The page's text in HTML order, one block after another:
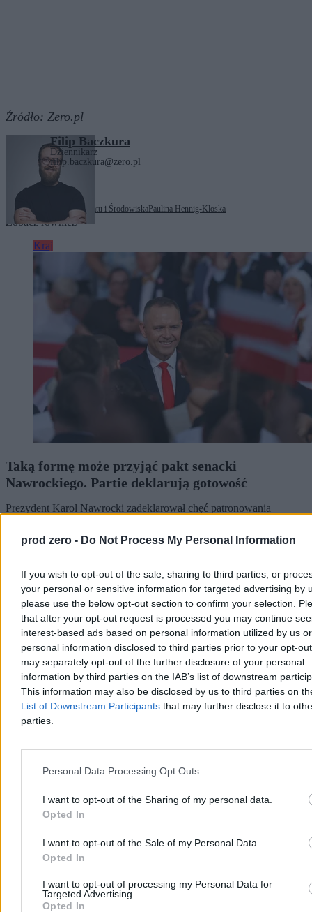
prod zero - Do Not Process My Personal Information
If you wish to opt-out of the sale, sharing to third parties, or
your personal or sensitive information for targeted advertising by
please use the below opt-out section to confirm your selection.
that after your opt-out request is processed you may continue
interest-based ads based on personal information utilized by us or
personal information disclosed to third parties prior to your opt-
may separately opt-out of the further disclosure of your personal
information by third parties on the IAB’s list of downstream
This information may also be disclosed by us to third parties on
List of Downstream Participants that may further disclose it to
parties.
Personal Data Processing Opt Outs
I want to opt-out of the Sharing of my personal data.
Opted In
I want to opt-out of the Sale of my Personal Data.
Opted In
I want to opt-out of processing my Personal Data for
Targeted Advertising.
Opted In
Źródło: Zero.pl
Filip Baczkura
Dziennikarz
filip.baczkura@zero.pl
Tagi:Ministerstwo Klimatu i ŚrodowiskaPaulina Hennig-Kloska
Zobacz również
Kraj
Taką formę może przyjąć pakt senacki
Nawrockiego. Partie deklarują gotowość
Prezydent Karol Nawrocki zadeklarował chęć patronowania
Sprawiedliwości, obu Konfederacji oraz Rozwoju Plus deklarują w
rozmowach z Zero.pl gotowość do negocjacji, istnieje kilka
ordynacji wyborczej – mówi Zero.pl prof. Rafał Chwedoruk.
Kasjan Owsianko
Dzisiaj 14:59
7 min
Kraj
Zakupy online stały się systemem. Wygrywają ci,